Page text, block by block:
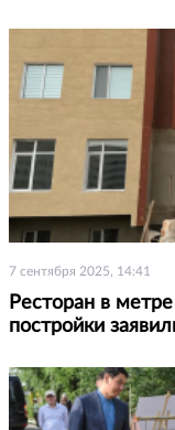
7 сентября 2025, 14:41
Ресторан в
постройки